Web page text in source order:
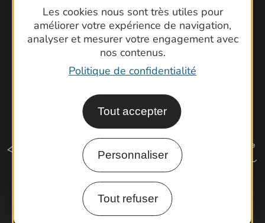
Les cookies nous sont très utiles pour
améliorer votre expérience de navigation,
analyser et mesurer votre engagement avec
nos contenus.
Politique de confidentialité
Tout accepter
Personnaliser
Tout refuser
Latitude Gard
Comment venir ?